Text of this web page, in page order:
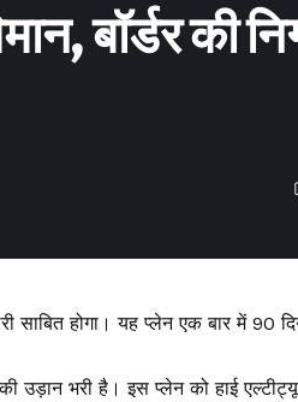
बॉर्डर की
साबित होगा। यह प्लेन एक बार में 90
उड़ान भरी है। इस प्लेन को हाई